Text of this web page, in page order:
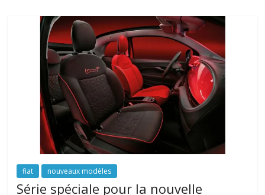
fiat nouveaux modèles
Série spéciale pour la nouvelle